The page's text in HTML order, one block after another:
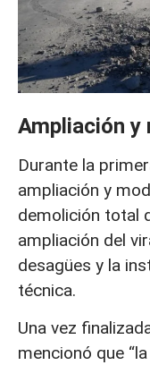
Ampliación y
Durante la
ampliación y
demolición total
ampliación del
desagües y la
técnica.
Una vez
mencionó que